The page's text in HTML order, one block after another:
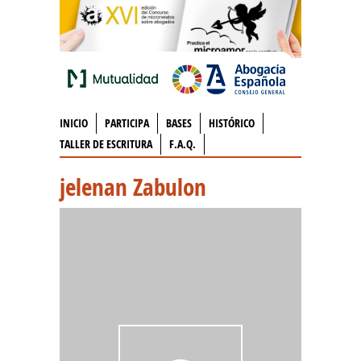
INICIO PARTICIPA BASES
HISTÓRICO
TALLER DE ESCRITURA
F.A.Q.
jelenan Zabulon